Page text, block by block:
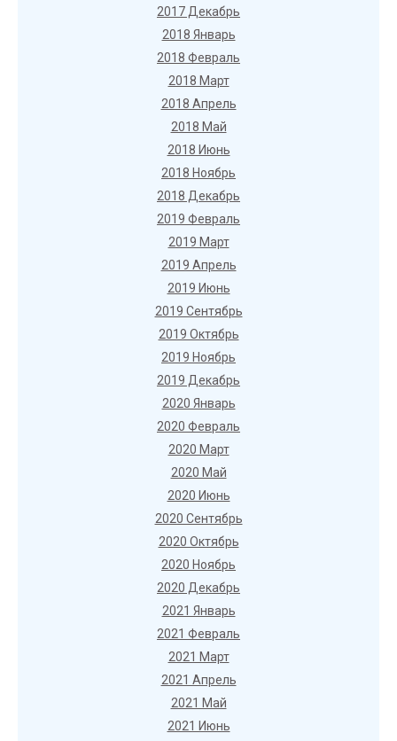
2017 Декабрь
2018 Январь
2018 Февраль
2018 Март
2018 Апрель
2018 Май
2018 Июнь
2018 Ноябрь
2018 Декабрь
2019 Февраль
2019 Март
2019 Апрель
2019 Июнь
2019 Сентябрь
2019 Октябрь
2019 Ноябрь
2019 Декабрь
2020 Январь
2020 Февраль
2020 Март
2020 Май
2020 Июнь
2020 Сентябрь
2020 Октябрь
2020 Ноябрь
2020 Декабрь
2021 Январь
2021 Февраль
2021 Март
2021 Апрель
2021 Май
2021 Июнь